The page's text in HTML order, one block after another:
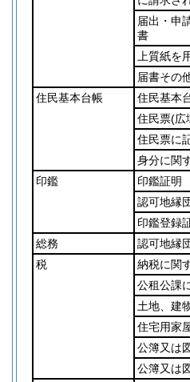
届出・申
書
上質紙を
届書その
住民基本台帳
住民基本
住民票(広
住民票に
身分に関
印鑑
印鑑証明
認可地縁
印鑑登録
総務
認可地縁
税
納税に関
公租公課
土地、建
住宅用家
公簿又は
公簿又は